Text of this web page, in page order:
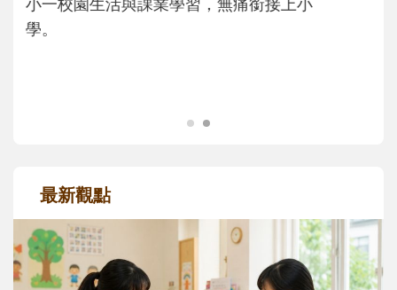
正嘗試用不同的模樣，參與孩子每個重要的
最新觀點